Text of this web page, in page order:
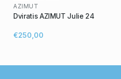
AZIMUT
Dviratis AZIMUT Julie 24
€250,00